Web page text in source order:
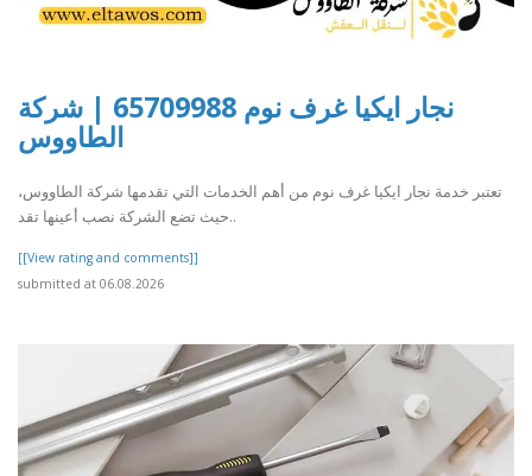
نجار ايكيا غرف نوم 65709988 | شركة
الطاووس
تعتبر خدمة نجار ايكيا غرف نوم من أهم الخدمات التي تقدمها شركة الطاووس،
حيث تضع الشركة نصب أعينها تقد..
[[View rating and comments]]
submitted at 06.08.2026